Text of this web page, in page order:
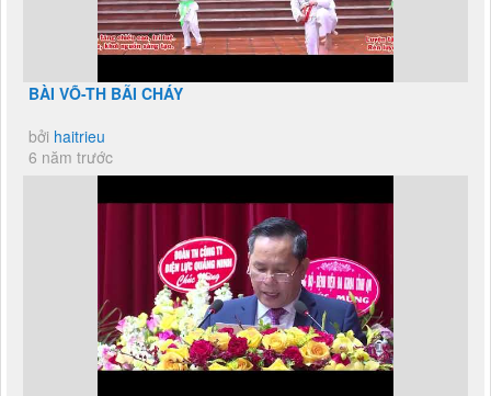
BÀI VÕ-TH BÃI CHÁY
bởi haitrieu
6 năm trước